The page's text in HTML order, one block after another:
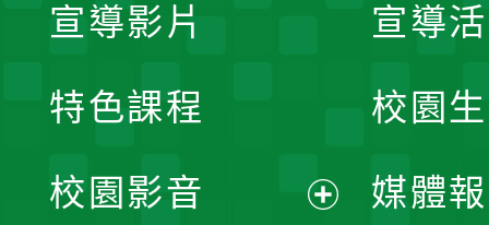
宣導
校園
媒體
宣導影片
特色課程
校園影音